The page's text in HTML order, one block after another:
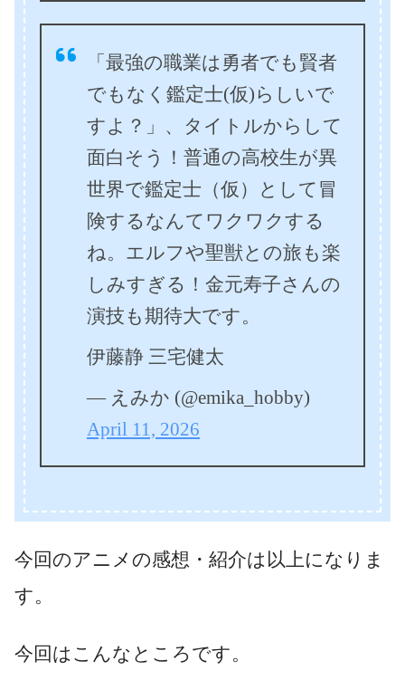
「最強の職業は勇者でも賢者
でもなく鑑定士(仮)らしいで
すよ？」、タイトルからして
面白そう！普通の高校生が異
世界で鑑定士（仮）として冒
険するなんてワクワクする
ね。エルフや聖獣との旅も楽
しみすぎる！金元寿子さんの
演技も期待大です。
伊藤静 三宅健太
— えみか (@emika_hobby)
April 11, 2026
今回のアニメの感想・紹介は以上になりま
す。
今回はこんなところです。